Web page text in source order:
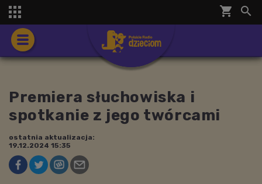
shopping_cart 

Premiera słuchowiska i
spotkanie z jego twórcami
ostatnia aktualizacja:
19.12.2024 15:35